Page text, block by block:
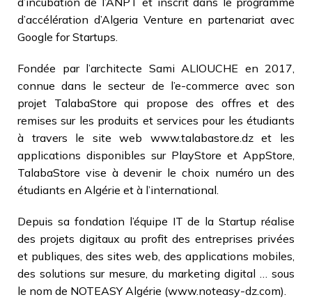
d’accélération d’Algeria Venture en partenariat avec
Google for Startups.
Fondée par l’architecte Sami ALIOUCHE en 2017,
connue dans le secteur de l’e-commerce avec son
projet TalabaStore qui propose des offres et des
remises sur les produits et services pour les étudiants
à travers le site web www.talabastore.dz et les
applications disponibles sur PlayStore et AppStore,
TalabaStore vise à devenir le choix numéro un des
étudiants en Algérie et à l’international.
Depuis sa fondation l’équipe IT de la Startup réalise
des projets digitaux au profit des entreprises privées
et publiques, des sites web, des applications mobiles,
des solutions sur mesure, du marketing digital … sous
le nom de NOTEASY Algérie (www.noteasy-dz.com).